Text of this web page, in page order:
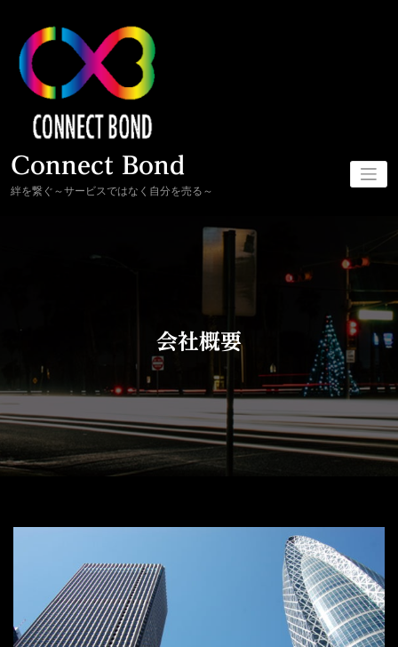
Connect Bond
絆を繋ぐ～サービスではなく自分を売る～
会社概要